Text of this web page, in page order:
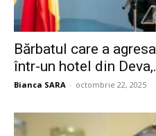
Bărbatul care a
într-un hotel din
Bianca SARA - octombrie 22, 2025